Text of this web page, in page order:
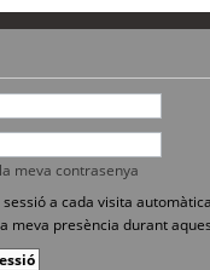
meva contrasenya
sessió a cada visita
meva presència durant